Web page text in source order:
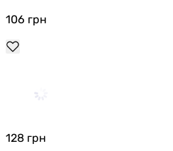
106 грн
128 грн